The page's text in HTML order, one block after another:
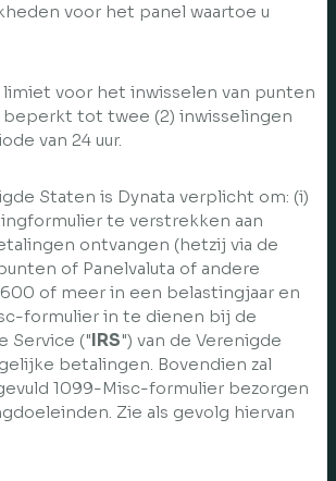
voor het panel waartoe u
limiet voor het inwisselen van punten
beperkt tot twee (2) inwisselingen
van 24 uur.
Staten is Dynata verplicht om: (i)
te verstrekken aan
ontvangen (hetzij via de
of Panelvaluta of andere
of meer in een belastingjaar en
formulier in te dienen bij de
Service ("IRS") van de Verenigde
betalingen. Bovendien zal
1099-Misc-formulier bezorgen
Zie als gevolg hiervan